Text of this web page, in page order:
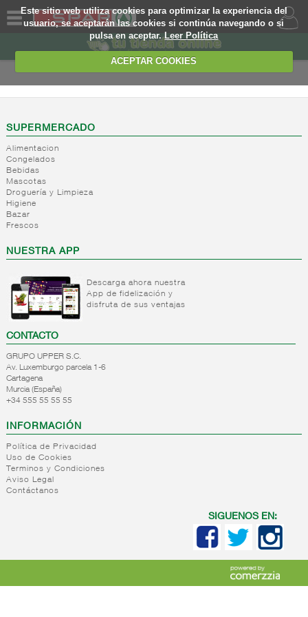
Este sitio web utiliza cookies para optimizar la experiencia del
usuario, se aceptarán las cookies si continúa navegando o si
pulsa en aceptar.Leer Política
ACEPTAR COOKIES
SOMOS
WEB
EJEMPLO
SUPERMERCADO
Alimentacion
Congelados
Bebidas
Mascotas
Droguería y Limpieza
Higiene
Bazar
Frescos
NUESTRA APP
Descarga ahora nuestra
App de fidelización y
disfruta de sus ventajas
CONTACTO
GRUPO UPPER S.C.
Av. Luxemburgo parcela 1-6
Cartagena
Murcia (España)
+34 555 55 55 55
INFORMACIÓN
Política de Privacidad
Uso de Cookies
Terminos y Condiciones
Aviso Legal
Contáctanos
SIGUENOS EN: